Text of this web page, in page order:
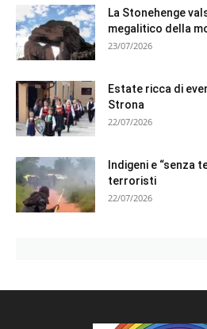
La Stonehenge
megalitico della
23/07/2026
Estate ricca di
Strona
22/07/2026
Indigeni e “senza
terroristi
22/07/2026